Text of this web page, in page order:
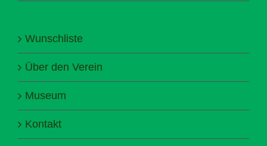
Wunschliste
Über den Verein
Museum
Kontakt